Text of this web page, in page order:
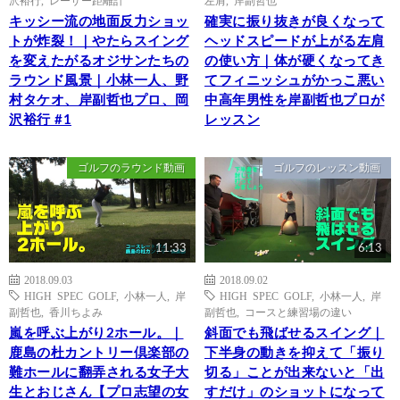
キッシー流の地面反力ショッ
トが炸裂！｜やたらスイング
を変えたがるオジサンたちの
ラウンド風景｜小林一人、野
村タケオ、岸副哲也プロ、岡
沢裕行 #1
確実に振り抜きが良くなって
ヘッドスピードが上がる左肩
の使い方｜体が硬くなってき
てフィニッシュがかっこ悪い
中高年男性を岸副哲也プロが
レッスン
ゴルフのラウンド動画
11:33
2018.09.03
HIGH SPEC GOLF, 小林一人
岸
副哲也
香川ちよみ
嵐を呼ぶ上がり2ホール。｜
鹿島の杜カントリー倶楽部の
難ホールに翻弄される女子大
生とおじさん【プロ志望の女
ゴルフのレッスン動画
6:13
2018.09.02
HIGH SPEC GOLF, 小林一人
岸
副哲也
コースと練習場の違い
斜面でも飛ばせるスイング｜
下半身の動きを抑えて「振り
切る」ことが出来ないと「出
すだけ」のショットになって